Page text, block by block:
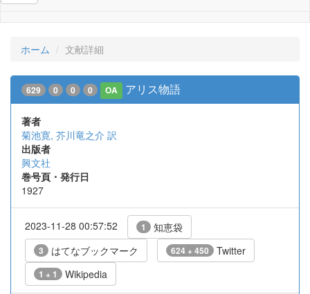
ホーム 文献詳細
629 0 0 0 OA アリス物語
著者
菊池寛, 芥川竜之介 訳
出版者
興文社
巻号頁・発行日
1927
2023-11-28 00:57:52 1 知恵袋
3 はてなブックマーク 624 + 450 Twitter
1 + 1 Wikipedia